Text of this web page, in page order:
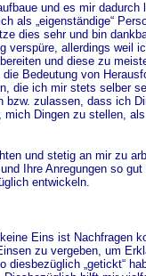
und es mir
„eigenständige“
dies sehr und bin
allerdings weil
und diese zu
Bedeutung von
die ich mir stets selber
zulassen, dass ich
Dingen zu stellen,
und stetig an mir zu
Ihre Anregungen so
entwickeln.
Eins ist Nachfragen
zu vergeben, um
„getickt“